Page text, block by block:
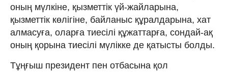
оның мүлкіне, қызметтік үй-жайларына,
қызметтік көлігіне, байланыс құралдарына, хат
алмасуға, оларға тиесілі құжаттарға, сондай-ақ
оның қорына тиесілі мүлікке де қатысты болды.
Тұңғыш президент пен отбасына қол